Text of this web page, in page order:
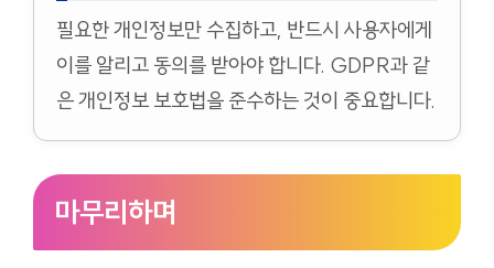
필요한 개인정보만 수집하고, 반드시 사용자에게
이를 알리고 동의를 받아야 합니다. GDPR과 같
은 개인정보 보호법을 준수하는 것이 중요합니다.
마무리하며